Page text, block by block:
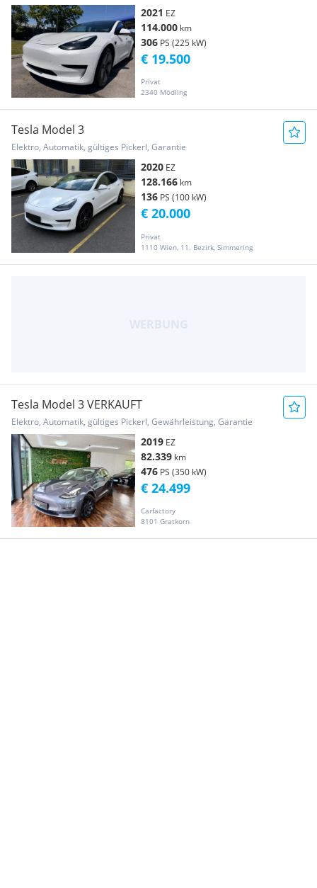
2021 EZ
114.000 km
306 PS (225 kW)
Privat
2340 Mödling
€ 19.500
Tesla Model 3
Elektro, Automatik, gültiges Pickerl, Garantie
2020 EZ
128.166 km
136 PS (100 kW)
Privat
1110 Wien, 11. Bezirk, Simmering
€ 20.000
Tesla Model 3 VERKAUFT
Elektro, Automatik, gültiges Pickerl, Gewährleistung, Garantie
2019 EZ
82.339 km
476 PS (350 kW)
Carfactory
8101 Gratkorn
€ 24.499